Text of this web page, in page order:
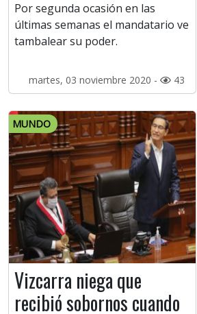
Por segunda ocasión en las
últimas semanas el mandatario ve
tambalear su poder.
martes, 03 noviembre 2020 - 43
MUNDO
Vizcarra niega que
recibió sobornos cuando